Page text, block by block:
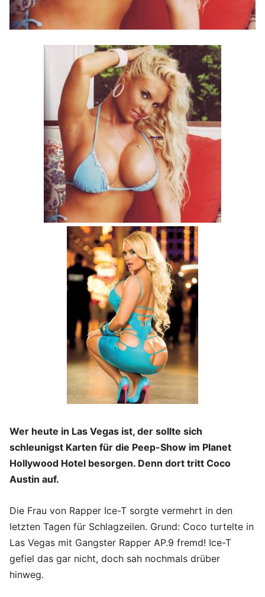
Wer heute in Las Vegas ist, der sollte sich
schleunigst Karten für die Peep-Show im Planet
Hollywood Hotel besorgen. Denn dort tritt Coco
Austin auf.
Die Frau von Rapper Ice-T sorgte vermehrt in den
letzten Tagen für Schlagzeilen. Grund: Coco turtelte in
Las Vegas mit Gangster Rapper AP.9 fremd! Ice-T
gefiel das gar nicht, doch sah nochmals drüber
hinweg.